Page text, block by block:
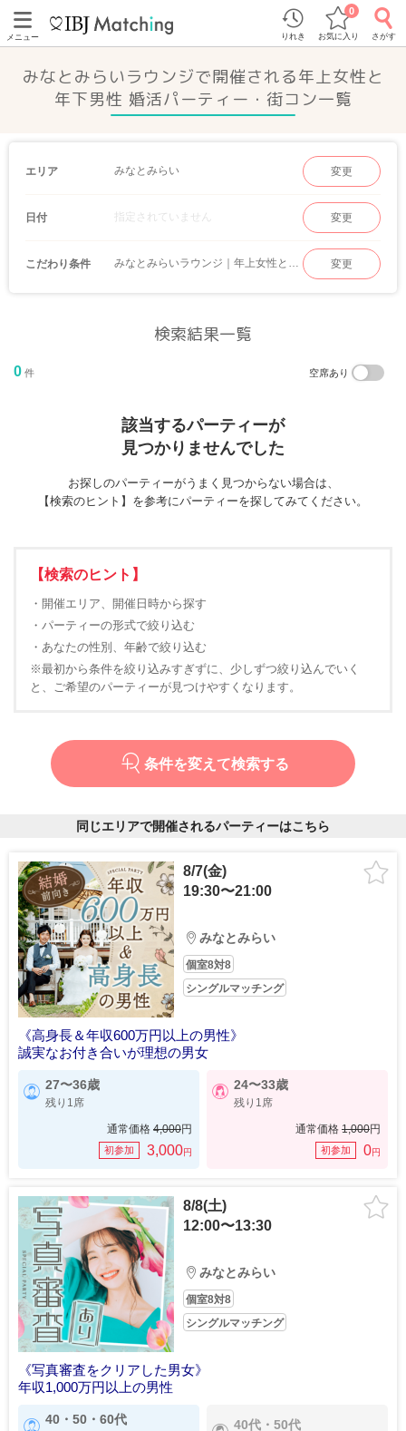
メニュー りれき お気に入り
0
さがす
みなとみらいラウンジで開催される年上女性と
年下男性 婚活パーティー・街コン一覧
エリア みなとみらい 変更
日付 指定されていません 変更
こだわり条件 みなとみらいラウンジ｜年上女性と年下男性 変更
検索結果一覧
0 件 空席あり
該当するパーティーが
見つかりませんでした
お探しのパーティーがうまく見つからない場合は、
【検索のヒント】を参考にパーティーを探してみてください。
【検索のヒント】
・開催エリア、開催日時から探す
・パーティーの形式で絞り込む
・あなたの性別、年齢で絞り込む
※最初から条件を絞り込みすぎずに、少しずつ絞り込んでいく
と、ご希望のパーティーが見つけやすくなります。
条件を変えて検索する
同じエリアで開催されるパーティーはこちら
8/7(金)
19:30〜21:00
みなとみらい
個室8対8
シングルマッチング
《高身長＆年収600万円以上の男性》
誠実なお付き合いが理想の男女
27〜36歳
残り1席
通常価格 4,000円
初参加 3,000円
24〜33歳
残り1席
通常価格 1,000円
初参加 0円
8/8(土)
12:00〜13:30
みなとみらい
個室8対8
シングルマッチング
《写真審査をクリアした男女》
年収1,000万円以上の男性
40・50・60代 40代・50代